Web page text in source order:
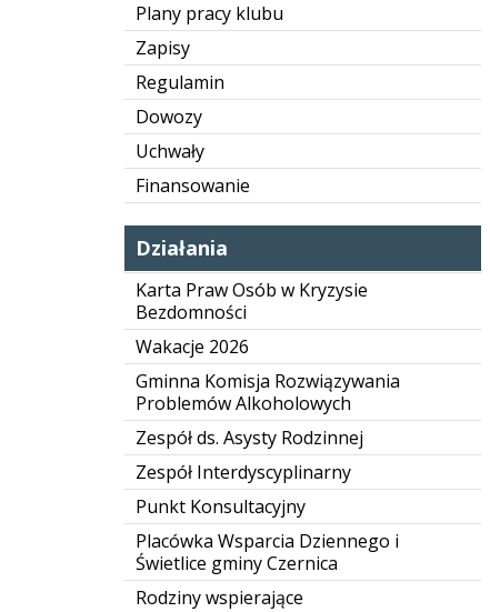
Plany pracy klubu
Zapisy
Regulamin
Dowozy
Uchwały
Finansowanie
Działania
Karta Praw Osób w Kryzysie
Bezdomności
Wakacje 2026
Gminna Komisja Rozwiązywania
Problemów Alkoholowych
Zespół ds. Asysty Rodzinnej
Zespół Interdyscyplinarny
Punkt Konsultacyjny
Placówka Wsparcia Dziennego i
Świetlice gminy Czernica
Rodziny wspierające